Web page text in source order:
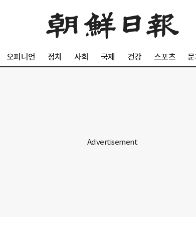
오피니언 정치 사회 국제 건강 스포츠